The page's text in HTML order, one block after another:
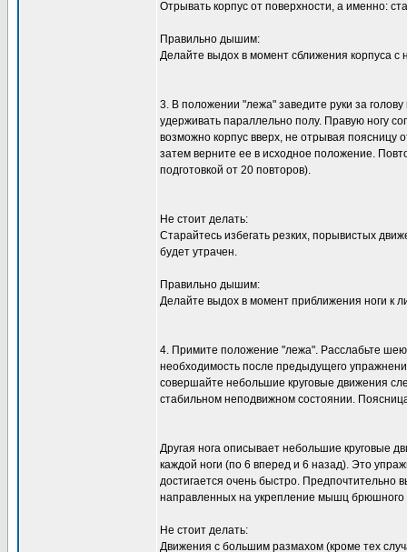
Отрывать корпус от поверхности, а именно:
Правильно дышим:
Делайте выдох в момент сближения корпуса с
3. В положении "лежа" заведите руки за
удерживать параллельно полу. Правую ногу
возможно корпус вверх, не отрывая поясницу
затем верните ее в исходное положение.
подготовкой от 20 повторов).
Не стоит делать:
Старайтесь избегать резких, порывистых
будет утрачен.
Правильно дышим:
Делайте выдох в момент приближения ноги к
4. Примите положение "лежа". Расслабьте
необходимость после предыдущего
совершайте небольшие круговые движения
стабильном неподвижном состоянии.
Другая нога описывает небольшие круговые
каждой ноги (по 6 вперед и 6 назад). Это
достигается очень быстро.
направленных на укрепление мышц брюшного
Не стоит делать:
Движения с большим размахом (кроме тех